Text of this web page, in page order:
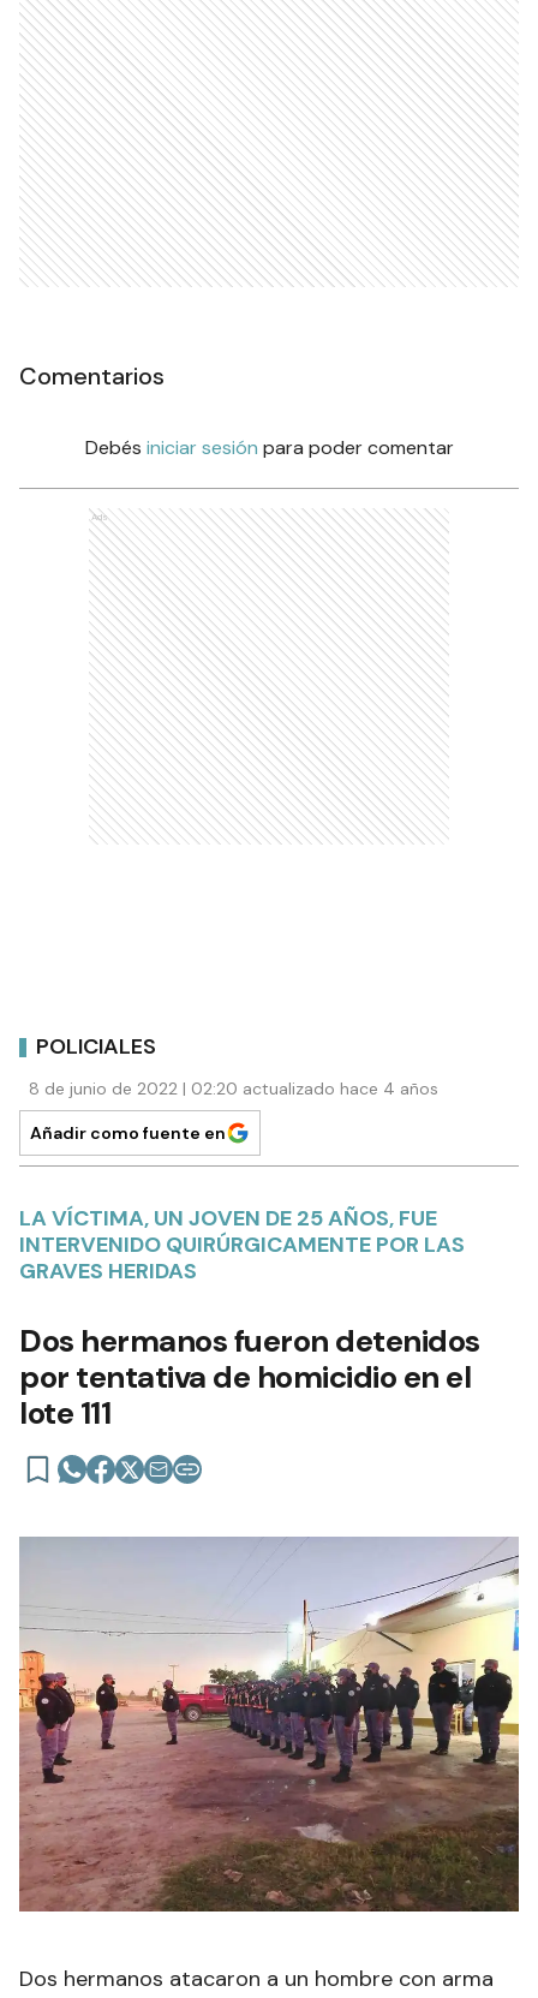
Comentarios
Debés iniciar sesión para poder comentar
Ads
POLICIALES
8 de junio de 2022 | 02:20 actualizado hace 4 años
Añadir como fuente en
LA VÍCTIMA, UN JOVEN DE 25 AÑOS, FUE
INTERVENIDO QUIRÚRGICAMENTE POR LAS
GRAVES HERIDAS
Dos hermanos fueron detenidos
por tentativa de homicidio en el
lote 111
Dos hermanos atacaron a un hombre con arma